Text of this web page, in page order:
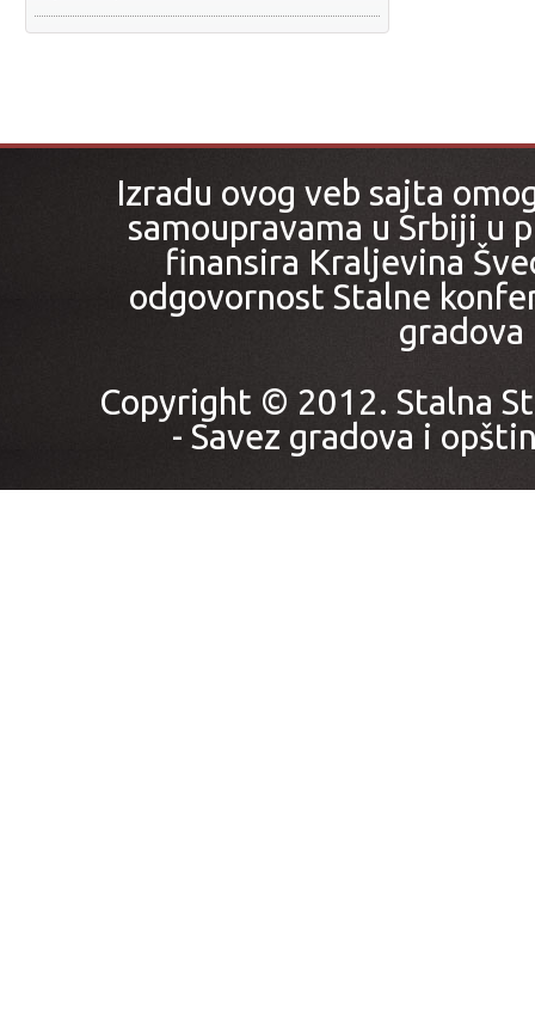
Izradu ovog veb sajta
samoupravama u Srbiji u
finansira Kraljevina
odgovornost Stalne
gradova
Copyright © 2012. Stalna
- Savez gradova i